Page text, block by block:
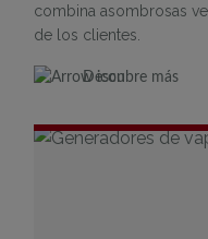
combina asombrosas
de los clientes.
Descubre más